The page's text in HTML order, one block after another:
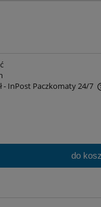
- InPost Paczkomaty 24/7
do